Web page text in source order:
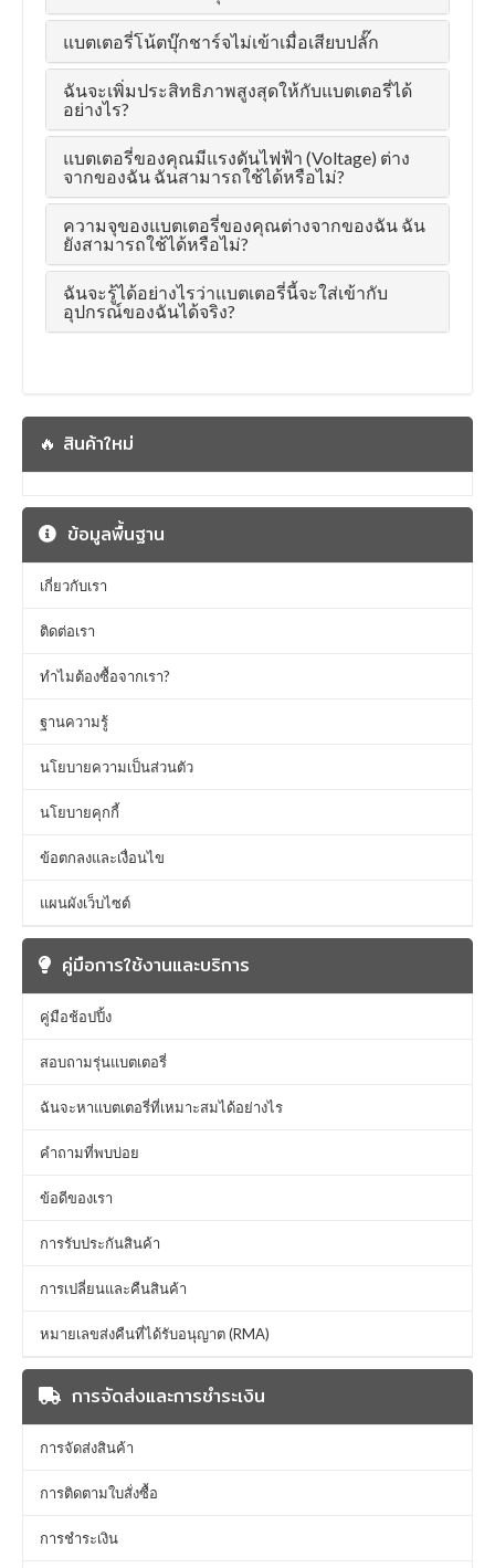
แบตเตอรี่โน้ตบุ๊กชาร์จไม่เข้าเมื่อเสียบปลั๊ก
ฉันจะเพิ่มประสิทธิภาพสูงสุดให้กับแบตเตอรี่ได้
อย่างไร?
แบตเตอรี่ของคุณมีแรงดันไฟฟ้า (Voltage) ต่าง
จากของฉัน ฉันสามารถใช้ได้หรือไม่?
ความจุของแบตเตอรี่ของคุณต่างจากของฉัน ฉัน
ยังสามารถใช้ได้หรือไม่?
ฉันจะรู้ได้อย่างไรว่าแบตเตอรี่นี้จะใส่เข้ากับ
อุปกรณ์ของฉันได้จริง?
🔥 สินค้าใหม่
ข้อมูลพื้นฐาน
เกี่ยวกับเรา
ติดต่อเรา
ทำไมต้องซื้อจากเรา?
ฐานความรู้
นโยบายความเป็นส่วนตัว
นโยบายคุกกี้
ข้อตกลงและเงื่อนไข
แผนผังเว็บไซต์
คู่มือการใช้งานและบริการ
คู่มือช้อปปิ้ง
สอบถามรุ่นแบตเตอรี่
ฉันจะหาแบตเตอรี่ที่เหมาะสมได้อย่างไร
คำถามที่พบบ่อย
ข้อดีของเรา
การรับประกันสินค้า
การเปลี่ยนและคืนสินค้า
หมายเลขส่งคืนที่ได้รับอนุญาต (RMA)
การจัดส่งและการชำระเงิน
การจัดส่งสินค้า
การติดตามใบสั่งซื้อ
การชำระเงิน